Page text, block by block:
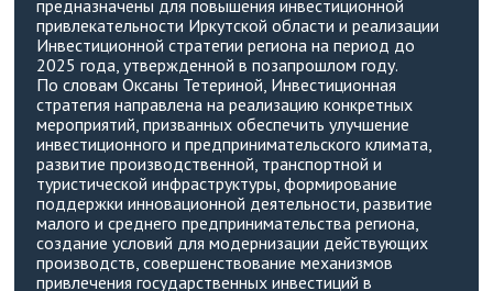
предназначены для повышения инвестиционной
привлекательности Иркутской области и реализации
Инвестиционной стратегии региона на период до
2025 года, утвержденной в позапрошлом году.
По словам Оксаны Тетериной, Инвестиционная
стратегия направлена на реализацию конкретных
мероприятий, призванных обеспечить улучшение
инвестиционного и предпринимательского климата,
развитие производственной, транспортной и
туристической инфраструктуры, формирование
поддержки инновационной деятельности, развитие
малого и среднего предпринимательства региона,
создание условий для модернизации действующих
производств, совершенствование механизмов
привлечения государственных инвестиций в